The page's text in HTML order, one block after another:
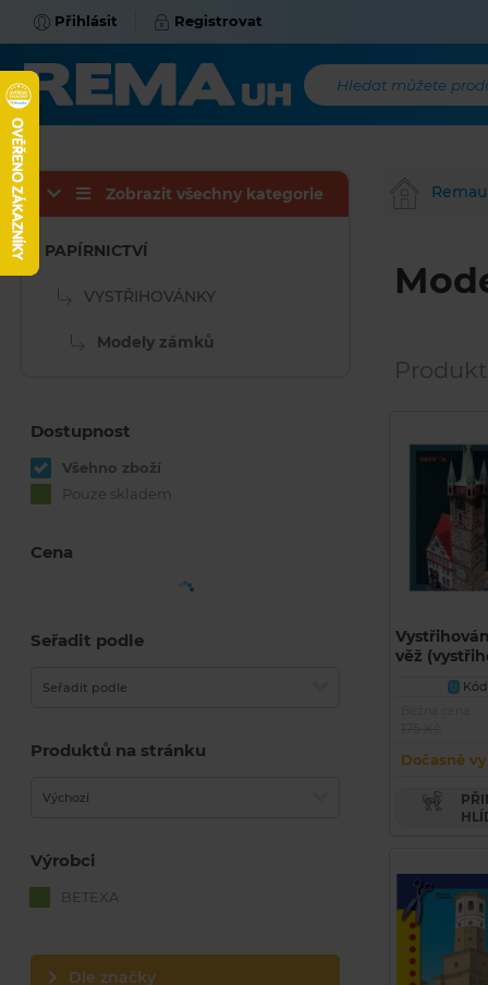
Přihlásit Registrovat
Hledat můžete
věž
U
Dočasně
Zobrazit všechny kategorie
PAPÍRNICTVÍ
VYSTŘIHOVÁNKY
Modely zámků
Dostupnost
Všehno zboží
Pouze skladem
Cena
Seřadit podle
Seřadit podle
Produktů na stránku
Výchozí
Výrobci
BETEXA
Dle značky